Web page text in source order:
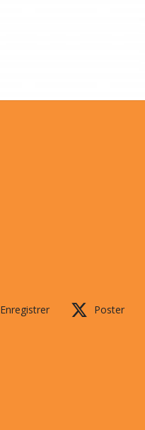
Enregistrer Poster